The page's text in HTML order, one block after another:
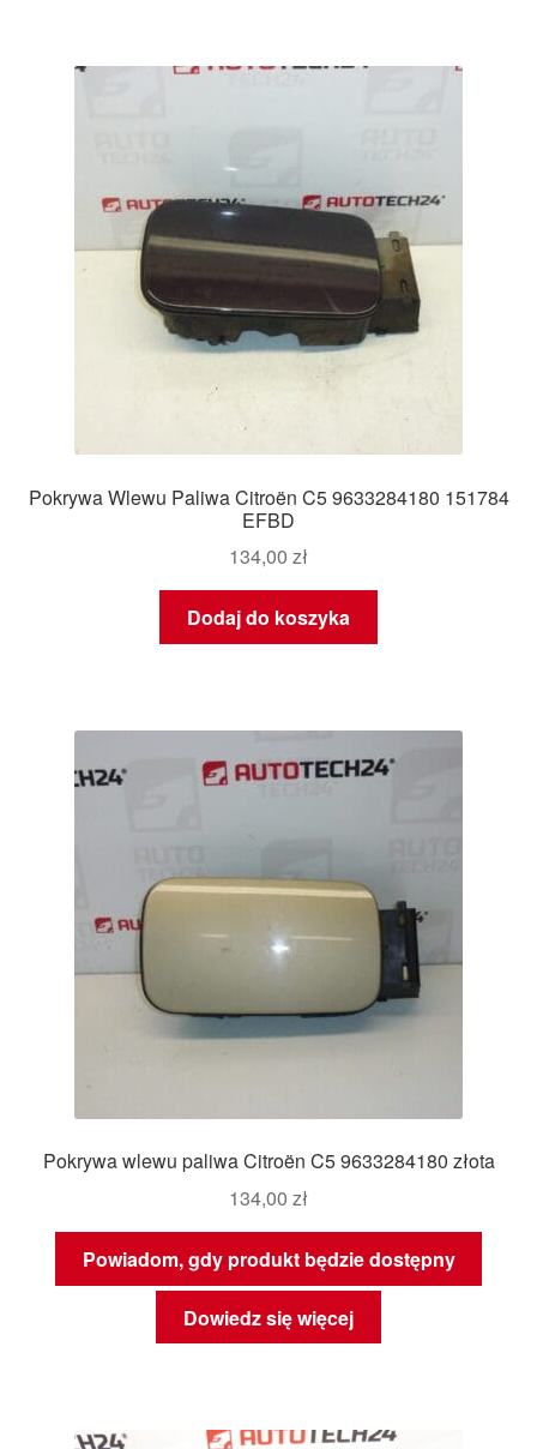
Pokrywa Wlewu Paliwa Citroën C5 9633284180 151784
EFBD
134,00 zł
Dodaj do koszyka
Pokrywa wlewu paliwa Citroën C5 9633284180 złota
134,00 zł
Powiadom, gdy produkt będzie dostępny
Dowiedz się więcej